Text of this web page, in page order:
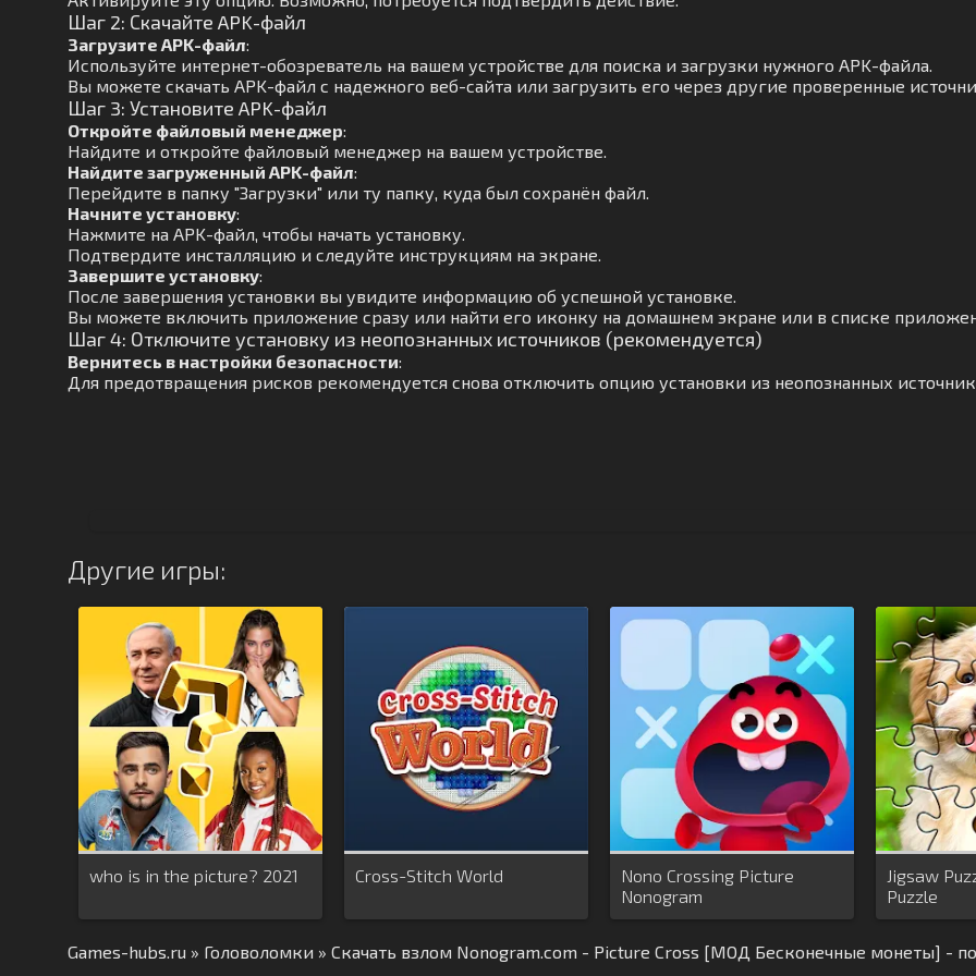
Шаг 2: Скачайте APK-файл
Загрузите APK-файл:
Используйте интернет-обозреватель на вашем устройстве для поиска и загрузки нужного APK-файла.
Вы можете скачать APK-файл с надежного веб-сайта или загрузить его через другие проверенные
Шаг 3: Установите APK-файл
Откройте файловый менеджер:
Найдите и откройте файловый менеджер на вашем устройстве.
Найдите загруженный APK-файл:
Перейдите в папку "Загрузки" или ту папку, куда был сохранён файл.
Начните установку:
Нажмите на APK-файл, чтобы начать установку.
Подтвердите инсталляцию и следуйте инструкциям на экране.
Завершите установку:
После завершения установки вы увидите информацию об успешной установке.
Вы можете включить приложение сразу или найти его иконку на домашнем экране или в списке
Шаг 4: Отключите установку из неопознанных источников (рекомендуется)
Вернитесь в настройки безопасности:
Для предотвращения рисков рекомендуется снова отключить опцию установки из неопознанных
Другие игры:
who is in the picture? 2021 Cross-Stitch World
Nono Crossing Picture
Nonogram
Jigsaw
Puzzle
Games-hubs.ru » Головоломки » Скачать взлом Nonogram.com - Picture Cross [МОД Бесконечные монеты] -